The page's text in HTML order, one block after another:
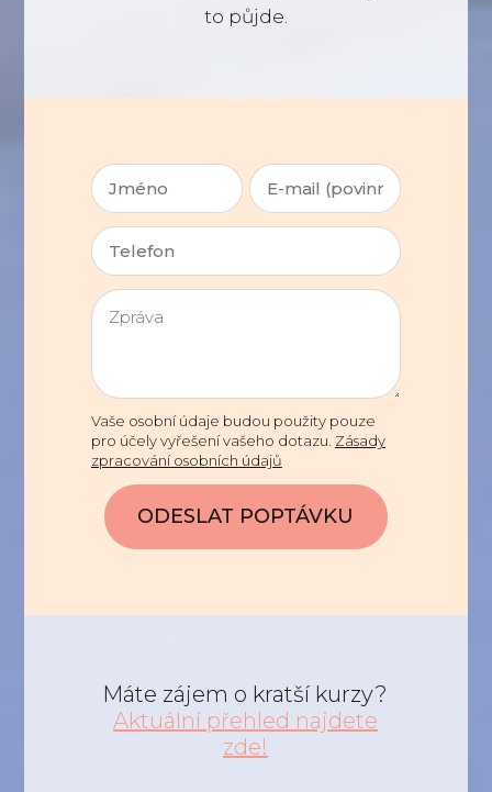
to půjde.
Vaše osobní údaje budou použity pouze
pro účely vyřešení vašeho dotazu. Zásady
zpracování osobních údajů
ODESLAT POPTÁVKU
Máte zájem o kratší kurzy?
Aktuální přehled najdete
zde!